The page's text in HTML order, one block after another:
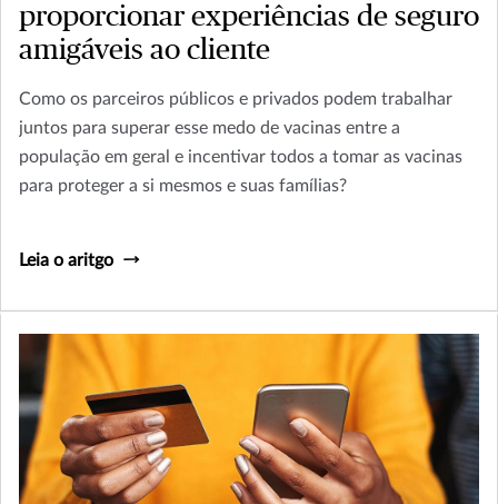
proporcionar experiências de seguro
amigáveis ao cliente
Como os parceiros públicos e privados podem trabalhar
juntos para superar esse medo de vacinas entre a
população em geral e incentivar todos a tomar as vacinas
para proteger a si mesmos e suas famílias?
Leia o aritgo